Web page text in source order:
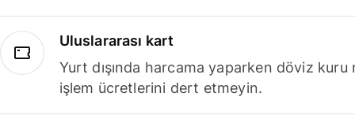
Uluslararası kart
Yurt dışında harcama yaparken döviz kuru
işlem ücretlerini dert etmeyin.